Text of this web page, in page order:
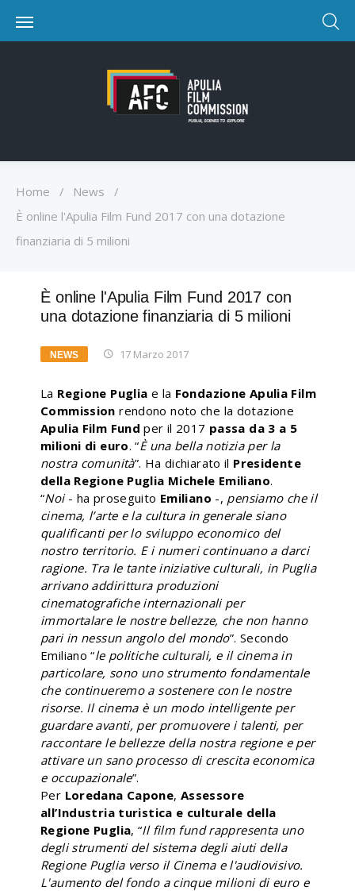
Home / News
/
È online l'Apulia Film Fund 2017 con una dotazione
finanziaria di 5 milioni
È online l'Apulia Film Fund 2017 con
una dotazione finanziaria di 5 milioni
NEWS 17 Marzo 2017
La Regione Puglia e la Fondazione Apulia Film
Commission rendono noto che la dotazione
Apulia Film Fund per il 2017 passa da 3 a 5
milioni di euro. “È una bella notizia per la
nostra comunità”. Ha dichiarato il Presidente
della Regione Puglia Michele Emiliano.
“Noi- ha proseguito Emiliano -, pensiamo che il
cinema, l’arte e la cultura in generale siano
qualificanti per lo sviluppo economico del
nostro territorio. E i numeri continuano a darci
ragione. Tra le tante iniziative culturali, in Puglia
arrivano addirittura produzioni
cinematografiche internazionali per
immortalare le nostre bellezze, che non hanno
pari in nessun angolo del mondo”. Secondo
Emiliano “le politiche culturali, e il cinema in
particolare, sono uno strumento fondamentale
che continueremo a sostenere con le nostre
risorse. Il cinema è un modo intelligente per
guardare avanti, per promuovere i talenti, per
raccontare le bellezze della nostra regione e per
attivare un sano processo di crescita economica
e occupazionale”.
Per Loredana Capone, Assessore
all’Industria turistica e culturale della
Regione Puglia, “Il film fund rappresenta uno
degli strumenti del sistema degli aiuti della
Regione Puglia verso il Cinema e l'audiovisivo.
L'aumento del fondo a cinque milioni di euro e